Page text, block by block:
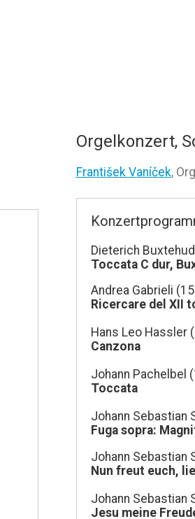
Orgelkonzert,
František Vaníček,
Dieterich
Toccata C dur,
Andrea Gabrieli
Ricercare del XII
Hans Leo Hassler
Canzona
Johann Pachelbel
Toccata
Johann Sebastian
Fuga sopra:
Johann Sebastian
Nun freut euch,
Johann Sebastian
Jesu meine